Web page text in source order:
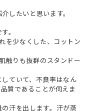
したいと思います。
。
を少なくした、コットン
触りも抜群のスタンドー
ていて、不良率はなん
質であることが伺えま
汗を出します。汗が蒸